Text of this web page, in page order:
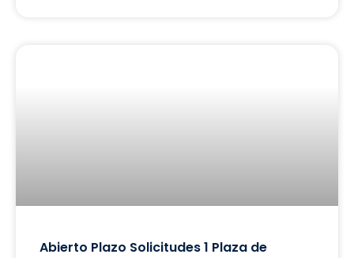
Abierto Plazo Solicitudes 1 Plaza de